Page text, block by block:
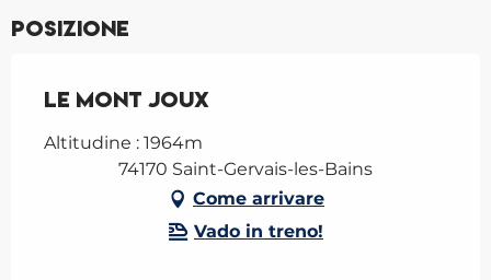
Posizione
Le Mont Joux
Altitudine : 1964m
74170 Saint-Gervais-les-Bains
Come arrivare
Vado in treno!